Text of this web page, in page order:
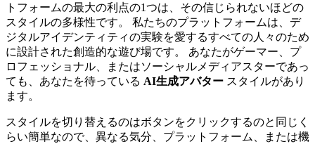
トフォームの最大の利点の1つは、その信じられないほどの
スタイルの多様性です。 私たちのプラットフォームは、デ
ジタルアイデンティティの実験を愛するすべての人々のため
に設計された創造的な遊び場です。 あなたがゲーマー、プ
ロフェッショナル、またはソーシャルメディアスターであっ
ても、あなたを待っている AI生成アバター スタイルがあり
ます。
スタイルを切り替えるのはボタンをクリックするのと同じく
らい簡単なので、異なる気分、プラットフォーム、または機